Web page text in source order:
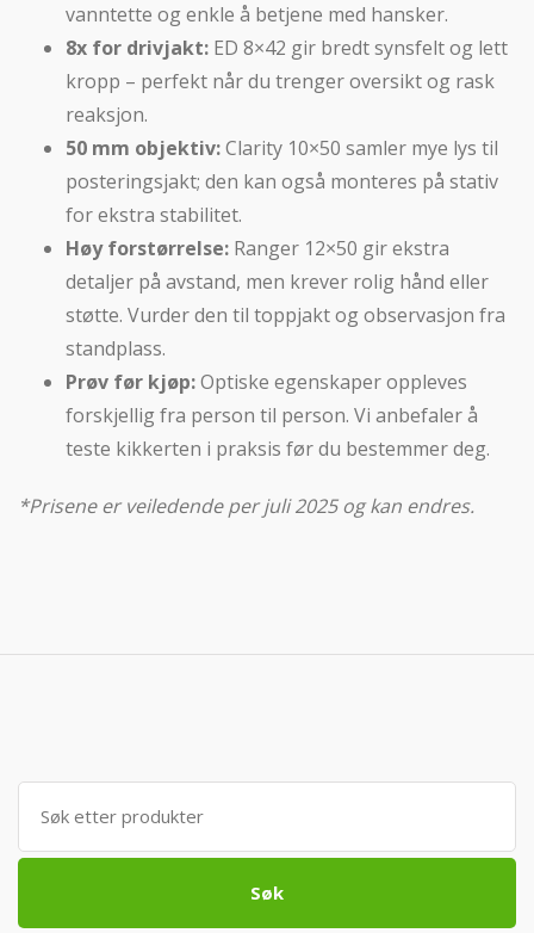
vanntette og enkle å betjene med hansker.
8x for drivjakt: ED 8×42 gir bredt synsfelt og lett
kropp – perfekt når du trenger oversikt og rask
reaksjon.
50 mm objektiv:Clarity 10×50 samler mye lys til
posteringsjakt; den kan også monteres på stativ
for ekstra stabilitet.
Høy forstørrelse: Ranger 12×50 gir ekstra
detaljer på avstand, men krever rolig hånd eller
støtte. Vurder den til toppjakt og observasjon fra
standplass.
Prøv før kjøp:Optiske egenskaper oppleves
forskjellig fra person til person. Vi anbefaler å
teste kikkerten i praksis før du bestemmer deg.
*Prisene er veiledende per juli 2025 og kan endres.
Søk
etter:
Søk